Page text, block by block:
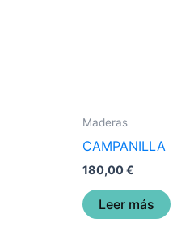
Maderas
CAMPANILLA
180,00€
Leer más